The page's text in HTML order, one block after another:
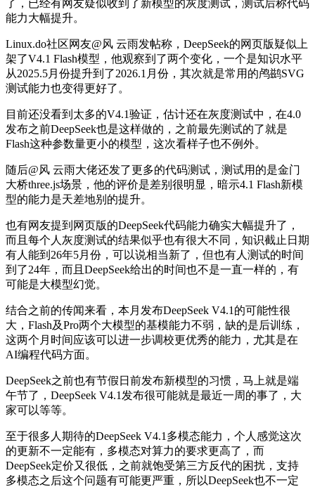
了，已经有网友疑似收到了新模型的灰度测试，测试后称代码
能力大幅提升。
Linux.do社区网友@风 云雨发帖称，DeepSeek的网页版疑似上
架了V4.1 Flash模型，他观察到了两个变化，一个是知识水平
从2025.5月份提升到了2026.1月份，其次就是常用的鸬鹚SVG
测试能力也变得更好了。
目前还没看到太多的V4.1验证，估计还在灰度测试中，在4.0
发布之前DeepSeek也是这样做的，之前最先测试的了就是
Flash这种参数量更小的模型，这次看样子也不例外。
随后@风 云雨大佬还发了更多的代码测试，测试用的是金门
大桥three.js场景，他的评价是差别很明显，暗示4.1 Flash新模
型的能力是天差地别的提升。
也有网友提到网页版的DeepSeek代码能力确实大幅提升了，
而且每个人灰度测试的结果似乎也有很大不同，知识截止日期
有人能到26年5月份，可以说相当新了，但也有人测试的时间
到了24年，而且DeepSeek给出的时间也不是一直一样的，有
可能是大模型幻觉。
结合之前的传闻来看，本月发布DeepSeek V4.1的可能性很
大，Flash及Pro两个大模型的基模能力不弱，缺的是后训练，
这两个月时间应该可以进一步调校更优秀的能力，尤其是在
AI编程代码方面。
DeepSeek之前也有节假日前发布新模型的习惯，马上就是端
午节了，DeepSeek V4.1发布很可能就是最近一周的事了，大
家可以等等。
至于很多人期待的DeepSeek V4.1多模态能力，个人感觉这次
的更新不一定能有，多模态对算力的要求更高了，而
DeepSeek定价又很低，之前就饱受第三方反代的困扰，支持
多模态之后这个问题有可能更严重，所以DeepSeek也不一定